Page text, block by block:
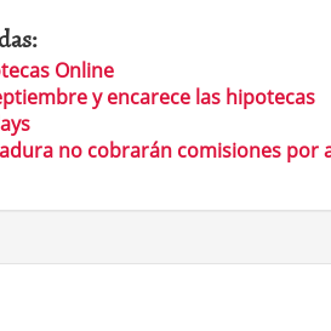
Online
y encarece las hipotecas
no cobrarán comisiones por